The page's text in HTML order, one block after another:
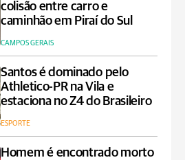
colisão entre carro e
caminhão em Piraí do Sul
CAMPOS GERAIS
Santos é dominado pelo
Athletico-PR na Vila e
estaciona no Z4 do Brasileiro
ESPORTE
Homem é encontrado morto